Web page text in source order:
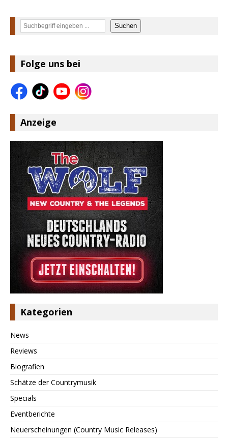
Suchen Suchen
Folge uns bei
Anzeige
Kategorien
News
Reviews
Biografien
Schätze der Countrymusik
Specials
Eventberichte
Neuerscheinungen (Country Music Releases)